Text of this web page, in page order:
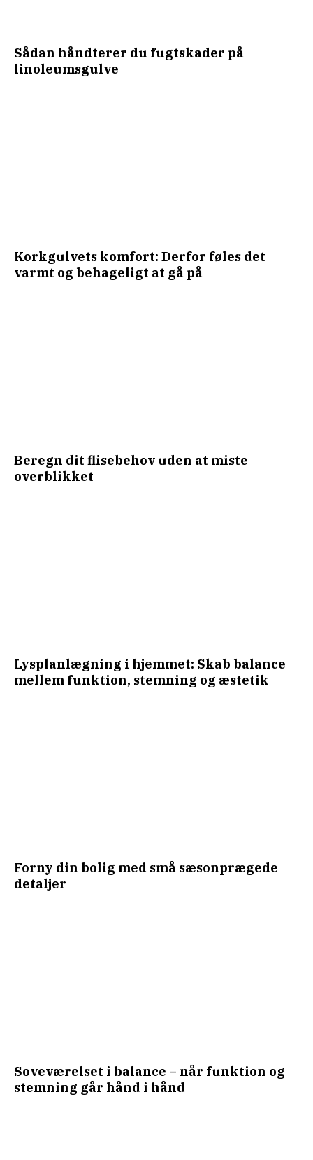
Sådan håndterer du fugtskader på
linoleumsgulve
Korkgulvets komfort: Derfor føles det
varmt og behageligt at gå på
Beregn dit flisebehov uden at miste
overblikket
Lysplanlægning i hjemmet: Skab balance
mellem funktion, stemning og æstetik
Forny din bolig med små sæsonprægede
detaljer
Soveværelset i balance – når funktion og
stemning går hånd i hånd